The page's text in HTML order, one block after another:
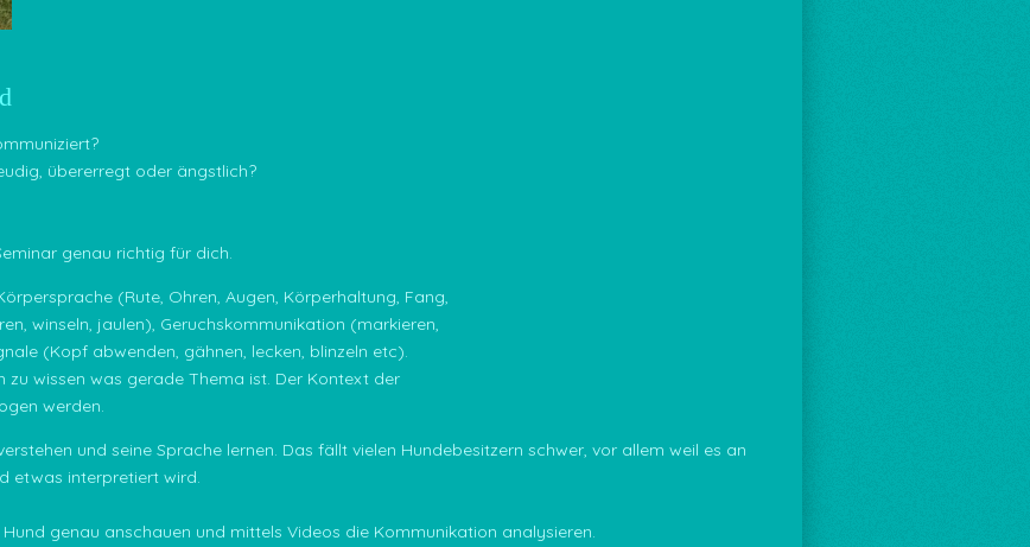
übererregt oder ängstlich?
genau richtig für dich.
(Rute, Ohren, Augen, Körperhaltung, Fang,
winseln, jaulen), Geruchskommunikation (markieren,
(Kopf abwenden, gähnen, lecken, blinzeln etc).
wissen was gerade Thema ist. Der Kontext der
werden.
und seine Sprache lernen. Das fällt vielen Hundebesitzern schwer, vor allem weil es an
etwas interpretiert wird.
genau anschauen und mittels Videos die Kommunikation analysieren.